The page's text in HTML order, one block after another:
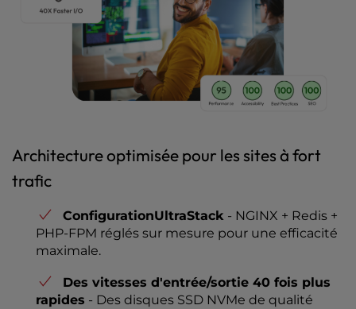
Architecture optimisée pour les sites à fort
trafic
ConfigurationUltraStack - NGINX + Redis +
PHP-FPM réglés sur mesure pour une efficacité
maximale.
Des vitesses d'entrée/sortie 40 fois plus
rapides - Des disques SSD NVMe de qualité